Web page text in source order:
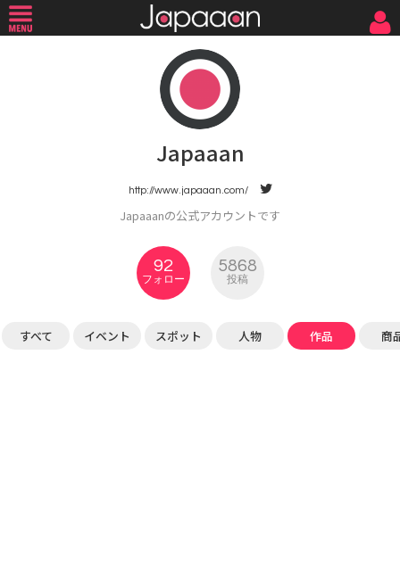
Japaaan
http://www.japaaan.com/
Japaaanの公式アカウントです
92
フォロー
5868
投稿
すべて イベント スポット 人物 作品 商